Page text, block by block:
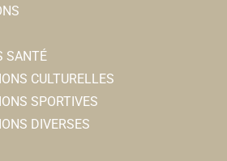
SANTÉ
CULTURELLES
SPORTIVES
DIVERSES